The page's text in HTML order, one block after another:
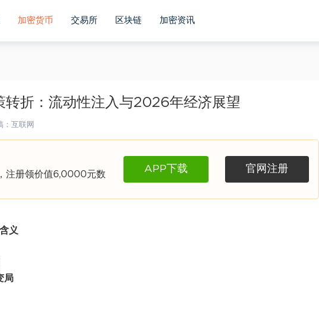
加密货币 交易所 区块链 加密资讯
折：流动性注入与2026年经济展望
：互联网
注册领价值6,0000元数
APP下载 官网注册
义
局